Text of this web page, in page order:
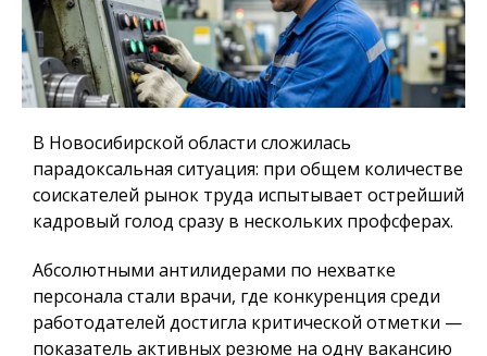
В Новосибирской области сложилась
парадоксальная ситуация: при общем количестве
соискателей рынок труда испытывает острейший
кадровый голод сразу в нескольких профсферах.
Абсолютными антилидерами по нехватке
персонала стали врачи, где конкуренция среди
работодателей достигла критической отметки —
показатель активных резюме на одну вакансию